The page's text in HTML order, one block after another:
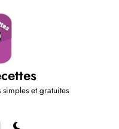
et gratuites